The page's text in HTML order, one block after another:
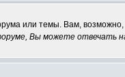
или темы. Вам,
Вы можете отвечать